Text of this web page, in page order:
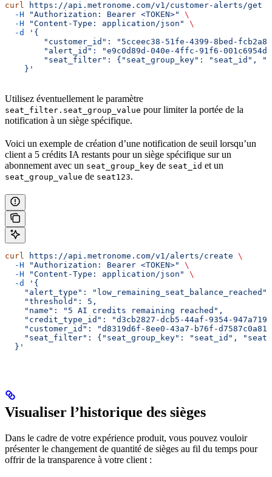
curl https://api.metronome.com/v1/customer-alerts/get
  -H
"Authorization: Bearer <TOKEN>"
\
  -H
"Content-Type: application/json"
\
  -d
'{
"customer_id": "5cceec38-51fe-4399-8bed-
"alert_id": "e9c0d89d-040e-4ffc-91f6-
"seat_filter": {"seat_group_key": "seat_id",
    }'
Utilisez éventuellement le paramètre
seat_filter.seat_group_value pour limiter la portée de la
notification à un siège spécifique.
Voici un exemple de création d’une notification de seuil lorsqu’un
client a 5 crédits IA restants pour un siège spécifique sur un
abonnement avec un seat_group_key de seat_id et un
seat_group_value de seat123.
curl https://api.metronome.com/v1/alerts/create \
  -H
"Authorization: Bearer <TOKEN>"
\
  -H
"Content-Type: application/json"
\
  -d
'{
    "alert_type": "low_remaining_seat_balance_reached",
    "threshold": 5,
    "name": "5 AI credits remaining reached",
"credit_type_id": "d3cb2827-dcb5-44af-9354-
"customer_id": "d8319d6f-8ee0-43a7-b76f-
"seat_filter": {"seat_group_key": "seat_id",
  }'
Visualiser l’historique des sièges
Dans le cadre de votre expérience produit, vous pouvez vouloir
présenter le changement de quantité de sièges au fil du temps pour
offrir de la transparence à votre client :